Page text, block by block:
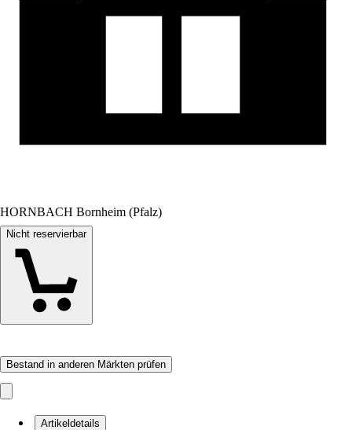
HORNBACH Bornheim (Pfalz)
Nicht reservierbar
Bestand in anderen Märkten prüfen
Artikeldetails